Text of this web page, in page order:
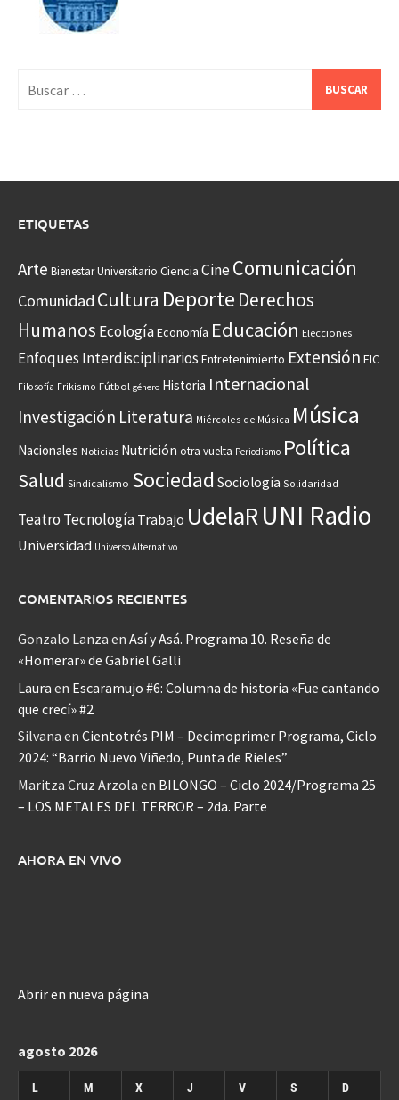
ETIQUETAS
Arte Bienestar Universitario Ciencia CineComunicación
Comunidad Cultura Deporte Derechos
Humanos EcologíaEconomía Educación Elecciones
Enfoques Interdisciplinarios Entretenimiento Extensión FIC
Filosofía Frikismo Fútbol género Historia Internacional
Investigación Literatura Miércoles de Música Música
Nacionales Noticias Nutrición otra vuelta Periodismo Política
Salud Sindicalismo Sociedad Sociología Solidaridad
Teatro Tecnología Trabajo UdelaRUNI Radio
Universidad Universo Alternativo
COMENTARIOS RECIENTES
Gonzalo Lanza en Así y Asá. Programa 10. Reseña de
«Homerar» de Gabriel Galli
Laura en Escaramujo #6: Columna de historia «Fue cantando
que crecí» #2
Silvana en Cientotrés PIM – Decimoprimer Programa, Ciclo
2024: “Barrio Nuevo Viñedo, Punta de Rieles”
Maritza Cruz Arzola en BILONGO – Ciclo 2024/Programa 25
– LOS METALES DEL TERROR – 2da. Parte
AHORA EN VIVO
Abrir en nueva página
agosto 2026
L M X J V S D